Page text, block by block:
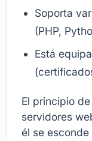
Soporta
(PHP,
Está
El principio
servidores
él se